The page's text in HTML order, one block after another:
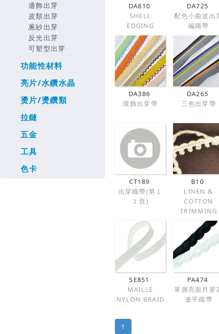
邊飾出芽
皮類出芽
蔥紗出芽
反光出芽
可塑型出芽
功能性材料
亮片/水鑽水晶
燙片/燙鑽類
拉鏈
五金
工具
色卡
DA810
SHELL
EDGING
DA725
配色小曲波出
編織帶
DA386
環飾出芽帶
DA265
三色出芽帶
CT189
出芽織帶(第１
１頁)
B10
LINEN &
COTTON
TRIMMING
SE851
MAILLE
NYLON BRAID
PA474
單層亮面月芽
邊平織帶
1